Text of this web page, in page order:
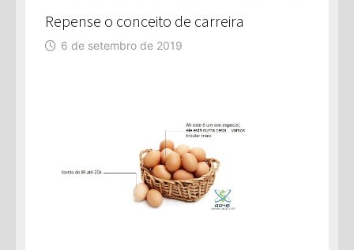
Repense o conceito de carreira
6 de setembro de 2019